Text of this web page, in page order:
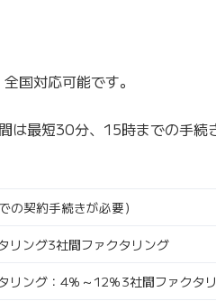
国対応可能です。
は最短30分、15時までの手続
の契約手続きが必要）
リング3社間ファクタリング
リング：4％～12％3社間ファクタ